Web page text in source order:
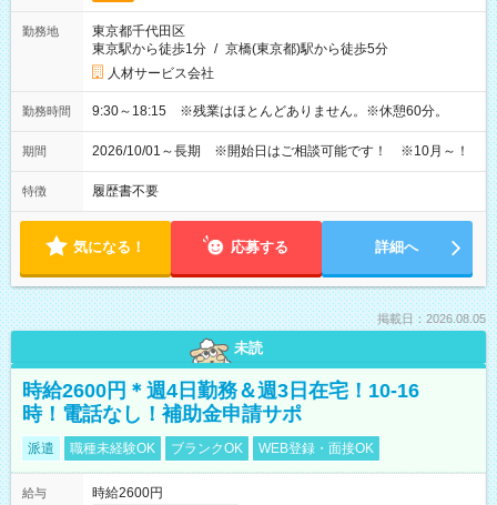
勤務地
東京都千代田区
東京駅から徒歩1分 / 京橋(東京都)駅から徒歩5分
人材サービス会社
勤務時間 9:30～18:15 ※残業はほとんどありません。※休憩60分。
期間 2026/10/01～長期 ※開始日はご相談可能です！ ※10月～！
特徴 履歴書不要
気になる！ 応募する 詳細へ
掲載日：2026.08.05
未読
時給2600円＊週4日勤務＆週3日在宅！10-16
時！電話なし！補助金申請サポ
派遣 職種未経験OK ブランクOK WEB登録・面接OK
給与
時給2600円